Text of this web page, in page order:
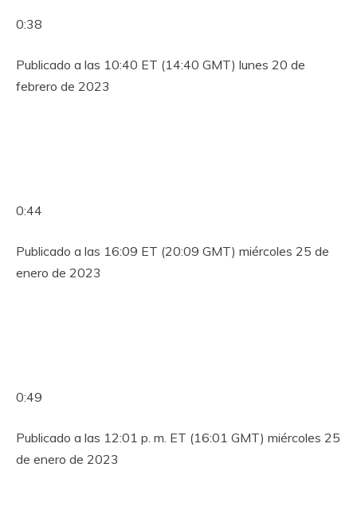
0:38
Publicado a las 10:40 ET (14:40 GMT) lunes 20 de
febrero de 2023
0:44
Publicado a las 16:09 ET (20:09 GMT) miércoles 25 de
enero de 2023
0:49
Publicado a las 12:01 p. m. ET (16:01 GMT) miércoles 25
de enero de 2023